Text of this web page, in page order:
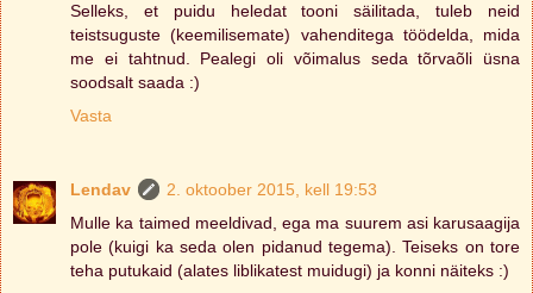
Selleks, et puidu heledat tooni säilitada, tuleb neid
teistsuguste (keemilisemate) vahenditega töödelda, mida
me ei tahtnud. Pealegi oli võimalus seda tõrvaõli üsna
soodsalt saada :)
Vasta
Lendav
2. oktoober 2015, kell 19:53
Mulle ka taimed meeldivad, ega ma suurem asi karusaagija
pole (kuigi ka seda olen pidanud tegema). Teiseks on tore
teha putukaid (alates liblikatest muidugi) ja konni näiteks :)